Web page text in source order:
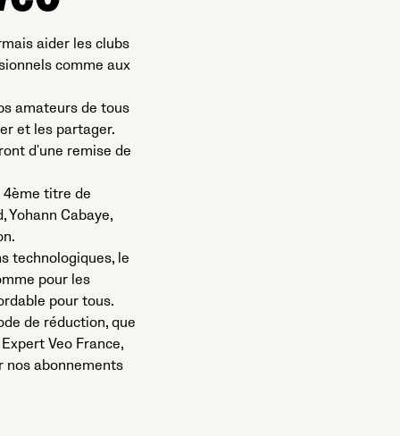
aider les clubs
comme aux
amateurs de tous
et les partager.
d'une remise de
4ème titre de
Yohann Cabaye,
technologiques, le
pour les
pour tous.
de réduction, que
Veo France,
nos abonnements